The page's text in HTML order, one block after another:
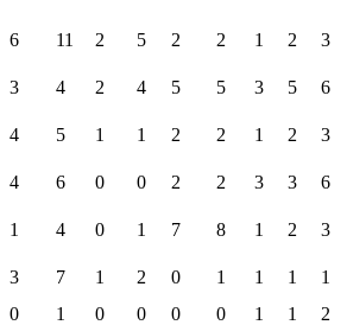
6 11 2 5 2 2 1 2
3
3 4 2 4 5 5 3 5
6
4 5 1 1 2 2 1 2
3
4 6 0 0 2 2 3 3
6
1 4 0 1 7 8 1 2
3
3 7 1 2 0 1 1 1
1
0 1 0 0 0 0 1 1
2